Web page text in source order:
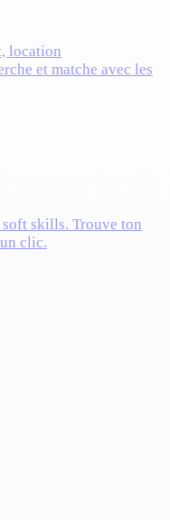
location
et matche avec les
skills. Trouve ton
clic.